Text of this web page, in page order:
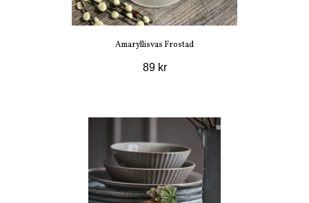
Amaryllisvas Frostad
89 kr